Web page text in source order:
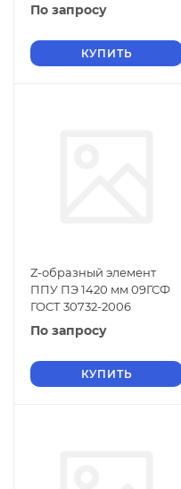
По запросу
КУПИТЬ
Z-образный элемент
ППУ ПЭ 1420 мм 09ГСФ
ГОСТ 30732-2006
По запросу
КУПИТЬ